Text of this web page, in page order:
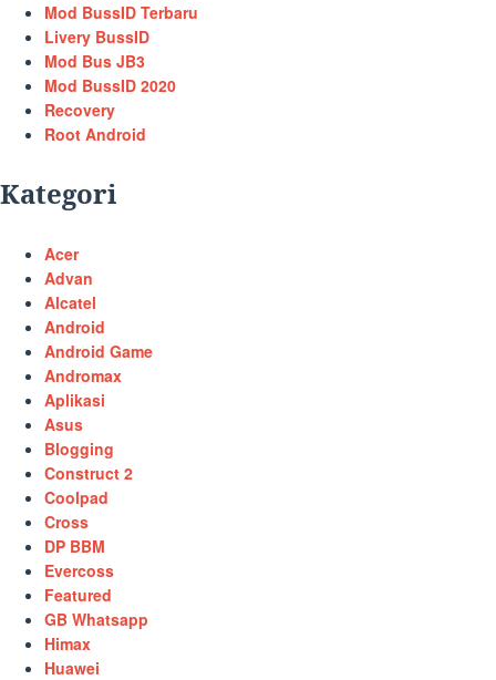
Mod BussID Terbaru
Livery BussID
Mod Bus JB3
Mod BussID 2020
Recovery
Root Android
Kategori
Acer
Advan
Alcatel
Android
Android Game
Andromax
Aplikasi
Asus
Blogging
Construct 2
Coolpad
Cross
DP BBM
Evercoss
Featured
GB Whatsapp
Himax
Huawei